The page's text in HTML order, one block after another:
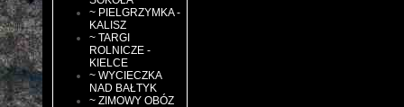
~ PIELGRZYMKA -
KALISZ
~ TARGI
ROLNICZE -
KIELCE
~ WYCIECZKA
NAD BAŁTYK
~ ZIMOWY OBÓZ